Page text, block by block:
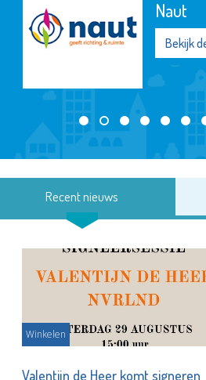
Naut
Bekijk
Recent nieuws
Winkelen
Valentijn de Heer komt signeren